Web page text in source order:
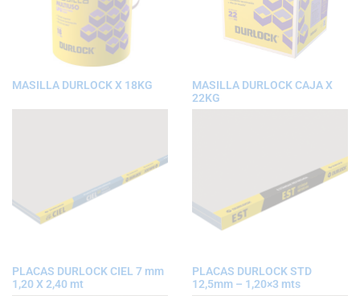
MASILLA DURLOCK X 18KG
MASILLA DURLOCK CAJA X
22KG
PLACAS DURLOCK CIEL 7 mm
1,20 X 2,40 mt
PLACAS DURLOCK STD
12,5mm – 1,20×3 mts